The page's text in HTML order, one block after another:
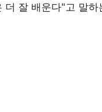
잘 배운다"고 말